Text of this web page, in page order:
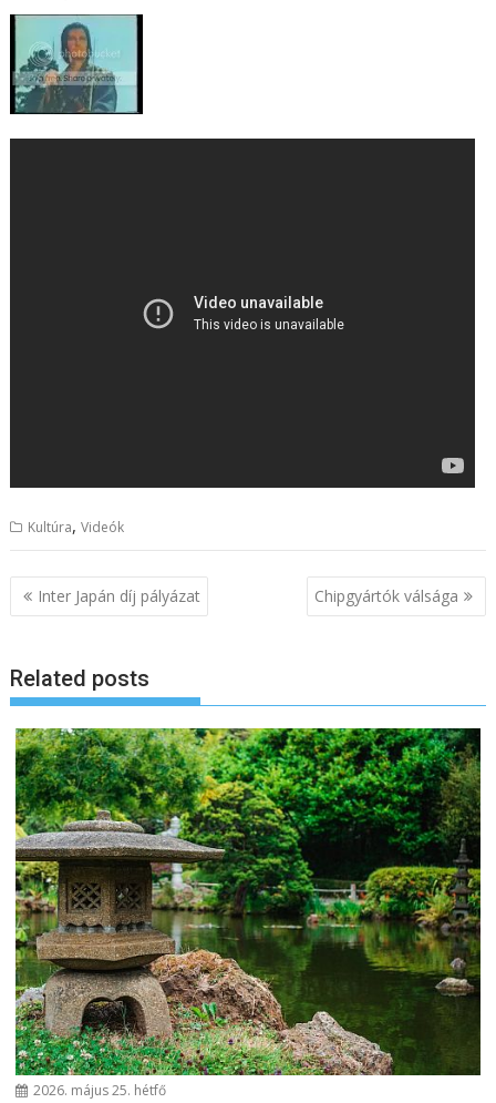
Kultúra,Videók
B
e
e
g
y
z
é
s
n
a
v
i
g
á
c
i
ó
Inter Japán díj pályázat Chipgyártók válsága
Related posts
2026. május 25. hétfő